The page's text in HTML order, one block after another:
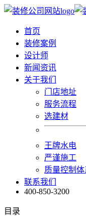
首页
装修案例
设计师
新闻资讯
关于我们
门店地址
服务流程
选建材
王牌水电
严谨施工
质量控制体
联系我们
400-850-3200
目录